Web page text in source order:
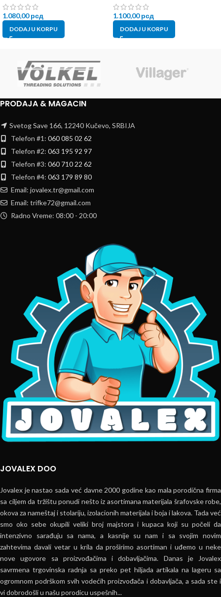
1.080,00рсд
DODAJ U KORPU
1.100,00рсд
DODAJ U KORPU
PRODAJA & MAGACIN
Svetog Save 166, 12240 Kučevo, SRBIJA
Telefon #1: 060 085 02 62
Telefon #2: 063 195 92 97
Telefon #3: 060 710 22 62
Telefon #4: 063 179 89 80
Email: jovalex.tr@gmail.com
Email: trifke72@gmail.com
Radno Vreme: 08:00 - 20:00
JOVALEX DOO
Jovalex je nastao sada već davne 2000 godine kao mala porodična firma
sa ciljem da tržištu ponudi nešto iz asortimana materijala šrafovske robe,
okova za nameštaj i stolariju, izolacionih materijala i boja i lakova. Tada već
smo oko sebe okupili veliki broj majstora i kupaca koji su počeli da
intenzivno sarađuju sa nama, a kasnije su nam i sa svojim novim
zahtevima davali vetar u krila da proširimo asortiman i uđemo u neke
nove ugovore sa proizvođačima i dobavljačima. Danas je Jovalex
savrmena trgovinska radnja sa preko pet hiljada artikala na lageru sa
ogromnom podrškom svih vodećih proizvođača i dobavljača, a sada ste i
vi dobrodošli u našu porodicu uspešnih...